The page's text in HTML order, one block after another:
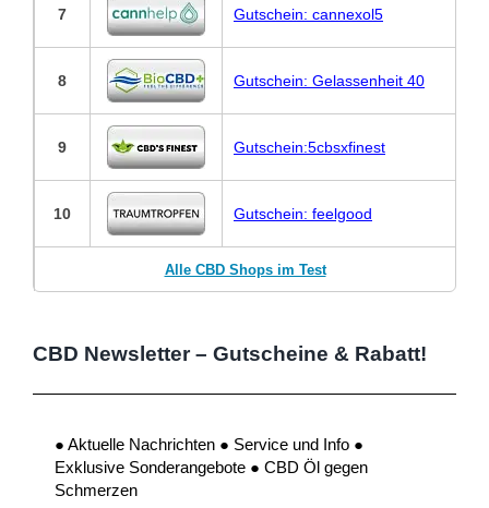
7 Gutschein: cannexol5
8 Gutschein: Gelassenheit 40
9 Gutschein:5cbsxfinest
10 Gutschein: feelgood
Alle CBD Shops im Test
CBD Newsletter – Gutscheine & Rabatt!
● Aktuelle Nachrichten ● Service und Info ●
Exklusive Sonderangebote ● CBD Öl gegen
Schmerzen